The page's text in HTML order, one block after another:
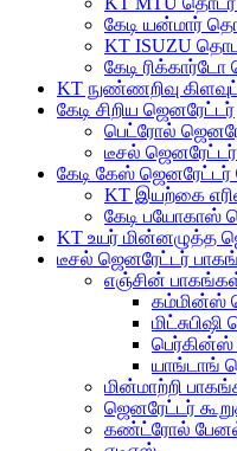
கேடி யன்மார்
KT ISUZU
கேடி
KT நுண்ணறிவு
கேடி சிறிய ஜெனரேட்டர்
பெட்ரோல்
டீசல் ஜெனரேட்டர்
கேடி கேஸ் ஜெனரேட்டர்
KT இயற்கை
கேடி பயோகாஸ்
KT உயர் மின்னழுத்த
டீசல் ஜெனரேட்டர்
எஞ்சின்
கம்மின்ஸ்
யாங்டாங்
மின்மாற்றி
ஜெனரேட்டர்
கண்ட்ரோல்